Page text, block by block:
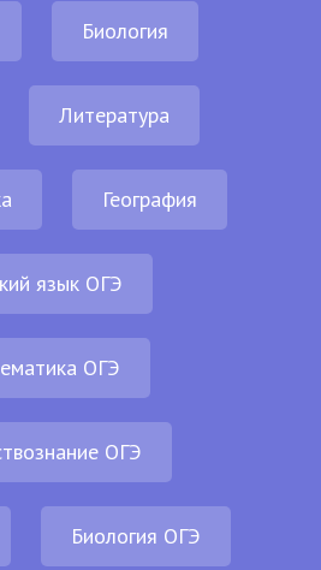
Биология
Литература
География
язык ОГЭ
ОГЭ
ОГЭ
Биология ОГЭ